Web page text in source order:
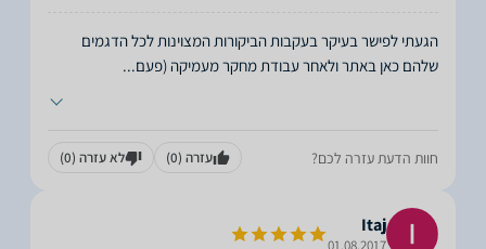
הגעתי לפישר בעיקר בעקבות הביקורות המצוינות לכל הדגמים
שלהם כאן באתר ולאחר עבודת מחקר מעמיקה (פעם...
חוות הדעת עזרה לכם? עזרה (0) לא עזרה (0)
Itaj
01.08.2017